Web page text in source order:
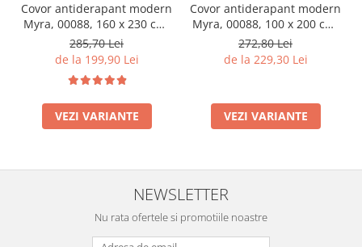
Covor antiderapant modern
Myra, 00088, 160 x 230 cm,
Gri Inchis Bej, Grosime
5mm
285,70 Lei
de la 199,90 Lei
VEZI VARIANTE
Covor antiderapant modern
Myra, 00088, 100 x 200 cm,
Gri Bej, Grosime 5mm
272,80 Lei
de la 229,30 Lei
VEZI VARIANTE
NEWSLETTER
Nu rata ofertele si promotiile noastre